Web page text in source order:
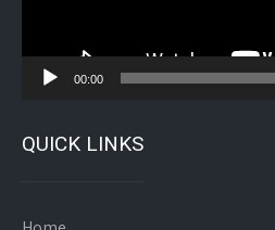
00:00
QUICK LINKS